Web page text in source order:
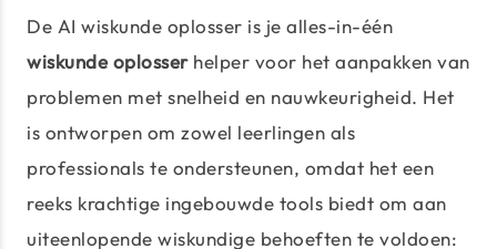
De AI wiskunde oplosser is je alles-in-één
wiskunde oplosserhelper voor het aanpakken van
problemen met snelheid en nauwkeurigheid. Het
is ontworpen om zowel leerlingen als
professionals te ondersteunen, omdat het een
reeks krachtige ingebouwde tools biedt om aan
uiteenlopende wiskundige behoeften te voldoen: